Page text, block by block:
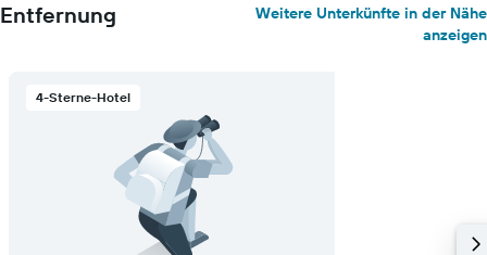
Entfernung
Weitere Unterkünfte in der Nähe
anzeigen
4-Sterne-Hotel